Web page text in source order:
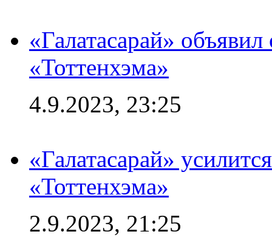
«Галатасарай»
«Тоттенхэма»
4.9.2023, 23:25
«Галатасарай»
«Тоттенхэма»
2.9.2023, 21:25